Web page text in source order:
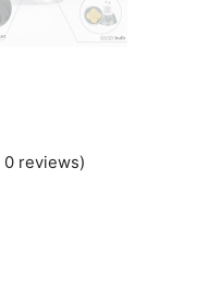
0 reviews)